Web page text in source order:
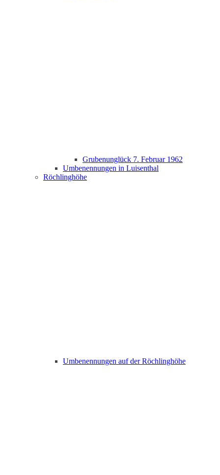
Grubenunglück 7. Februar 1962
Umbenennungen in Luisenthal
Röchlinghöhe
Umbenennungen auf der Röchlinghöhe